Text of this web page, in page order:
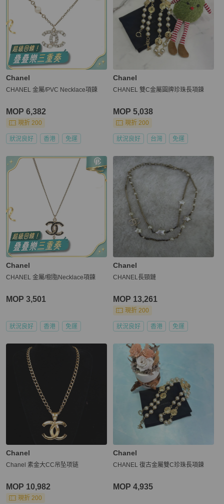
Chanel
CHANEL 金屬/PVC Necklace項鍊
MOP 6,382
現折 200
狀況良好 香港 免運
Chanel
CHANEL 雙C金屬圓牌珍珠長項鍊
MOP 5,038
現折 200
狀況良好 台灣 免運
Chanel
CHANEL 金屬/樹脂Necklace項鍊
MOP 3,501
狀況良好 香港 免運
Chanel
CHANEL長頸鏈
MOP 13,261
現折 200
狀況良好 香港 免運
Chanel
Chanel 素金大CC吊坠项链
MOP 10,982
現折 200
Chanel
CHANEL 復古金屬雙C珍珠長項鍊
MOP 4,935